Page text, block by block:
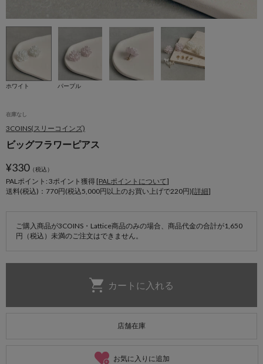
ホワイト パープル
在庫なし
3COINS(スリーコインズ)
ビッグフラワーピアス
¥330（税込）
PALポイント: 3ポイント獲得 [PALポイントについて]
送料(税込)：770円(税込5,000円以上のお買い上げで220円)[詳細]
ご購入商品が3COINS・Lattice商品のみの場合、商品代金の合計が1,650
円（税込）未満のご注文はできません。
店舗在庫
お気に入りに追加